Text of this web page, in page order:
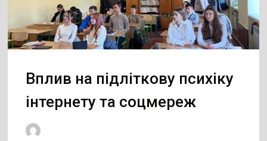
Вплив на підліткову психіку
інтернету та соцмереж